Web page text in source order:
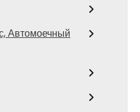
Автомоечный